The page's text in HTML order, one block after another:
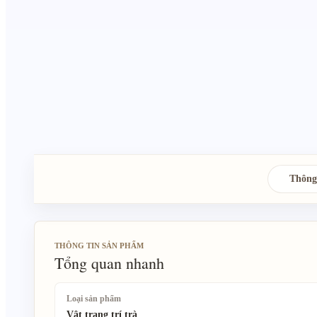
THÔNG TIN SẢN PHẨM
Tổng quan nhanh
Loại sản phẩm
Vật trang trí trà